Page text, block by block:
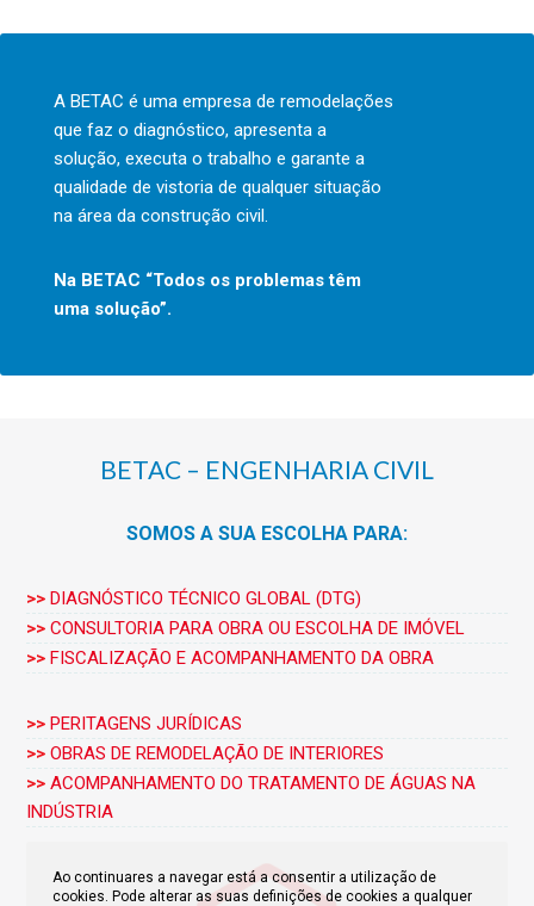
A BETAC é uma empresa de remodelações
que faz o diagnóstico, apresenta a
solução, executa o trabalho e garante a
qualidade de vistoria de qualquer situação
na área da construção civil.
Na BETAC “Todos os problemas têm
uma solução”.
BETAC – ENGENHARIA CIVIL
SOMOS A SUA ESCOLHA PARA:
>> DIAGNÓSTICO TÉCNICO GLOBAL (DTG)
>> CONSULTORIA PARA OBRA OU ESCOLHA DE IMÓVEL
>> FISCALIZAÇÃO E ACOMPANHAMENTO DA OBRA
>> PERITAGENS JURÍDICAS
>> OBRAS DE REMODELAÇÃO DE INTERIORES
>> ACOMPANHAMENTO DO TRATAMENTO DE ÁGUAS NA
INDÚSTRIA
Ao continuares a navegar está a consentir a utilização de
cookies. Pode alterar as suas definições de cookies a qualquer